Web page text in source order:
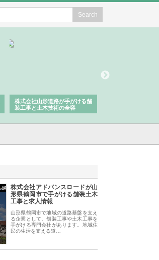
株式会社山形道路が手がける舗
装工事と土木技術の全容
株式会社アドバンスロードが山
形県鶴岡市で手がける舗装土木
工事と求人情報
山形県鶴岡市で地域の道路基盤を支え
る企業として、舗装工事や土木工事を
手がける専門会社があります。地域住
民の生活を支える道…